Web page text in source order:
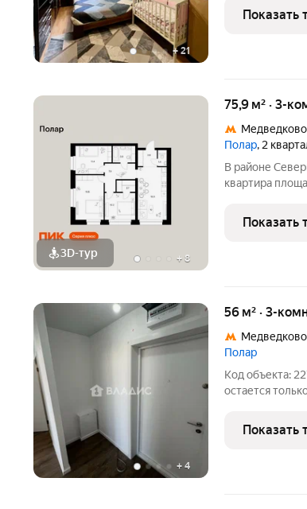
+ 21
транспортная
Показать
3D-тур + 8
75,9 м² · 3-
Медведково
Полар, 2
В районе
квартира
минут пешком
автомобиле до
Показать
+ 4
56 м² · 3-
Медведково
Полар
Код объекта:
остается
самых
Продуманная
Показать